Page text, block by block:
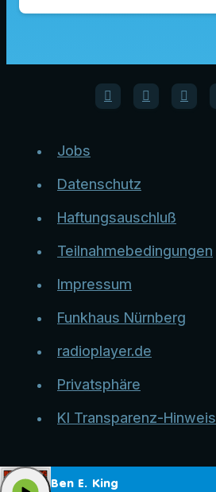
Jobs
Datenschutz
Haftungsauschluß
Teilnahmebedingungen
Impressum
Funkhaus Nürnberg
radioplayer.de
Privatsphäre
KI Transparenz-Hinweis
Ben E. King